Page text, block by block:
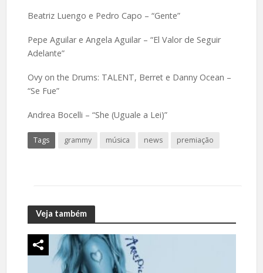
Beatriz Luengo e Pedro Capo – “Gente”
Pepe Aguilar e Angela Aguilar – “El Valor de Seguir
Adelante”
Ovy on the Drums: TALENT, Berret e Danny Ocean –
“Se Fue”
Andrea Bocelli – “She (Uguale a Lei)”
Tags grammy música news premiação
Veja também